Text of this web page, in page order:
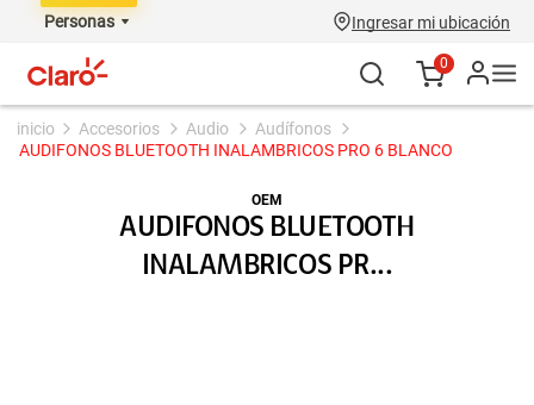
Personas Ingresar mi ubicación
0
accesorios audio
audífonos
AUDIFONOS BLUETOOTH INALAMBRICOS PRO 6 BLANCO
OEM
AUDIFONOS BLUETOOTH
INALAMBRICOS PR...